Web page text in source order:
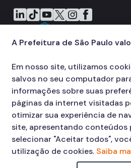
Icone do LinkedIn
Icone do TikTok
Icone do YouTube
Icone do X
Icone do Instagram
Icone do
A Prefeitura de São Paulo
Em nosso site, utilizamos
salvos no seu computador
informações sobre suas
páginas da internet visitadas
otimizar sua experiência de
site, apresentando conteúdos
selecionar "Aceitar todos",
utilização de cookies. Saiba